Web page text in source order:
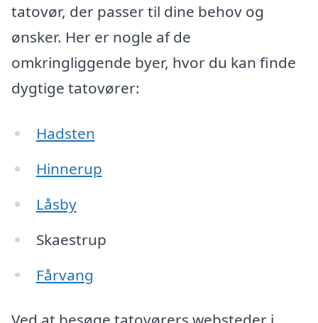
tatovør, der passer til dine behov og
ønsker. Her er nogle af de
omkringliggende byer, hvor du kan finde
dygtige tatovører:
Hadsten
Hinnerup
Låsby
Skaestrup
Fårvang